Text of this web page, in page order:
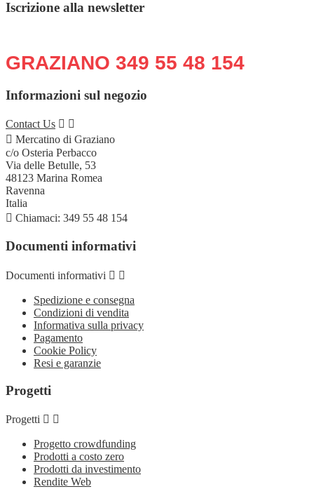
Iscrizione alla newsletter
GRAZIANO 349 55 48 154
Informazioni sul negozio
Contact Us  
 Mercatino di Graziano
c/o Osteria Perbacco
Via delle Betulle, 53
48123 Marina Romea
Ravenna
Italia
 Chiamaci: 349 55 48 154
Documenti informativi
Documenti informativi  
Spedizione e consegna
Condizioni di vendita
Informativa sulla privacy
Pagamento
Cookie Policy
Resi e garanzie
Progetti
Progetti  
Progetto crowdfunding
Prodotti a costo zero
Prodotti da investimento
Rendite Web